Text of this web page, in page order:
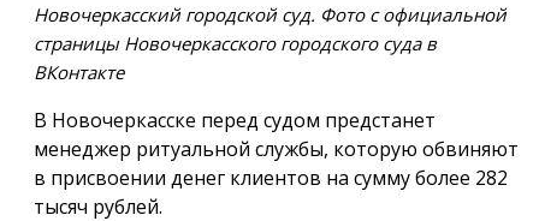
Новочеркасский городской суд. Фото с официальной
страницы Новочеркасского городского суда в
ВКонтакте
В Новочеркасске перед судом предстанет
менеджер ритуальной службы, которую обвиняют
в присвоении денег клиентов на сумму более 282
тысяч рублей.